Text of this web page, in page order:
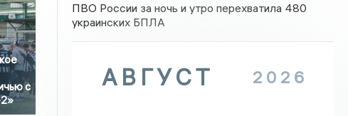
с
ПВО России за ночь и утро перехватила 480
украинских БПЛА
АВГУСТ 2026